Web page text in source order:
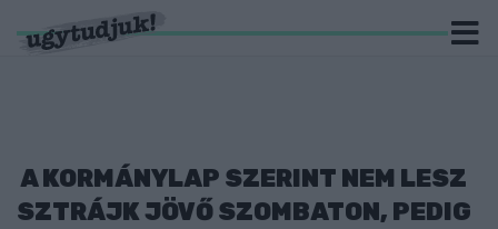
A KORMÁNYLAP SZERINT NEM LESZ
SZTRÁJK JÖVŐ SZOMBATON, PEDIG